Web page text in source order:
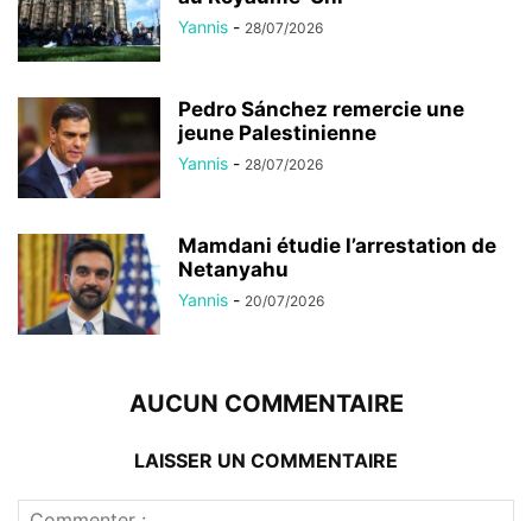
Yannis - 28/07/2026
Pedro Sánchez remercie une
jeune Palestinienne
Yannis - 28/07/2026
Mamdani étudie l’arrestation de
Netanyahu
Yannis - 20/07/2026
AUCUN COMMENTAIRE
LAISSER UN COMMENTAIRE